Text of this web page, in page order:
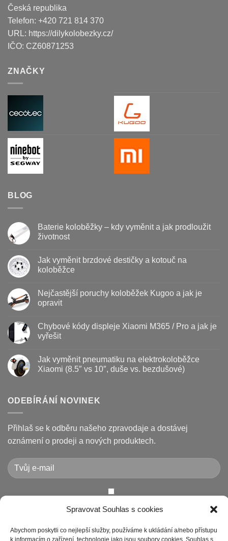
Spravovat Souhlas s cookies
Abychom poskytli co nejlepší služby, používáme k ukládání a/nebo přístupu
k informacím o zařízení, technologie jako jsou soubory cookies. Souhlas s
Česká republika
Telefon: +420 721 814 370
URL: https://dilykolobezky.cz/
IČO: CZ60871253
ZNAČKY
BLOG
Baterie koloběžky – kdy vyměnit a jak prodloužit
životnost
textu
s
koloběžky
kdy
jak
prodloužit
životnost
Jak vyměnit brzdové destičky a kotouč na
koloběžce
u
textu
s
vyměnit
brzdové
destičky
na
koloběžce
Nejčastější poruchy koloběžek Kugoo a jak je
opravit
u
textu
s
poruchy
koloběžek
Kugoo
opravit
Chybové kódy displeje Xiaomi M365 / Pro a jak je
vyřešit
textu
s
displeje
Xiaomi
Pro
a
jak
je
Jak vyměnit pneumatiku na elektrokoloběžce
Xiaomi (8.5″ vs 10″, duše vs. bezdušové)
textu
s
vyměnit
pneumatiku
na
elektrokoloběžce
(8.5″
vs
10″,
duše
ODEBÍRÁNÍ NOVINEK
Přihlaš se k odběru našeho zpravodaje a dostávej
oznámení o prodeji a nových produktech.
Chcete-li odeslat tento formulář, musíte přijmout naše